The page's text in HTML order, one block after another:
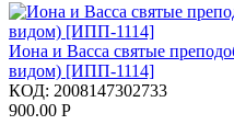
Иона и Васса святые
видом) [ИПП-1114]
КОД: 2008147302733
900.00 Р